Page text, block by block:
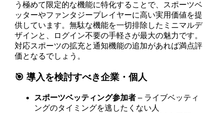
う極めて限定的な機能に特化することで、スポーツベ
ッターやファンタジープレイヤーに高い実用価値を提
供しています。無駄な機能を一切排除したミニマルデ
ザインと、ログイン不要の手軽さが最大の魅力です。
対応スポーツの拡充と通知機能の追加があれば満点評
価となるでしょう。
🎯 導入を検討すべき企業・個人
スポーツベッティング参加者 – ライブベッティ
ングのタイミングを逃したくない人